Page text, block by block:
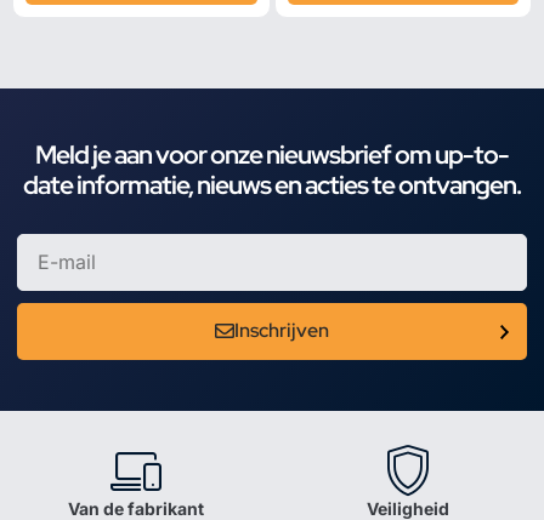
Meld je aan voor onze nieuwsbrief om up-to-
date informatie, nieuws en acties te ontvangen.
Inschrijven
Van de fabrikant Veiligheid